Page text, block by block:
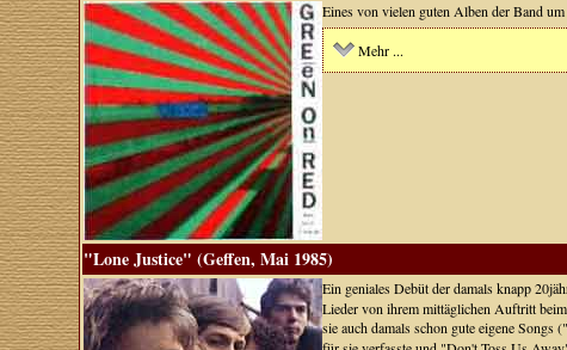
Eines von vielen guten Alben der Band um
Mehr ...
"Lone Justice" (Geffen, Mai 1985)
Ein geniales Debüt der damals knapp
Lieder von ihrem mittäglichen Auftritt
sie auch damals schon gute eigene Songs